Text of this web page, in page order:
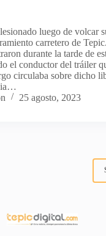
luego de volcar
carretero de
durante la tarde de
el conductor del tráiler
circulaba sobre dicho
25 agosto, 2023